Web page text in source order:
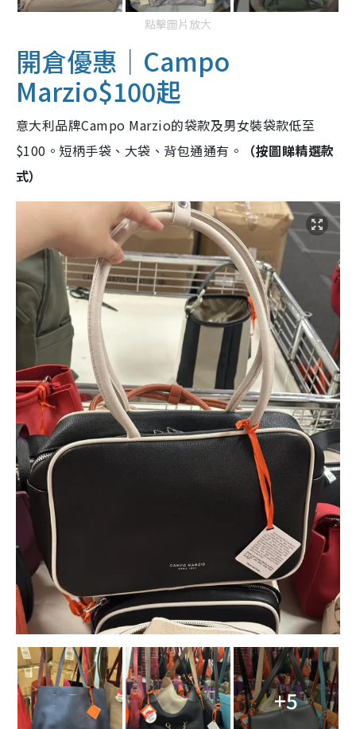
點擊圖片放大
開倉優惠｜Campo
Marzio$100起
意大利品牌Campo Marzio的袋款及男女裝袋款低至
$100。短柄手袋、大袋、背包通通有。
（按圖睇精選款
式）
+5